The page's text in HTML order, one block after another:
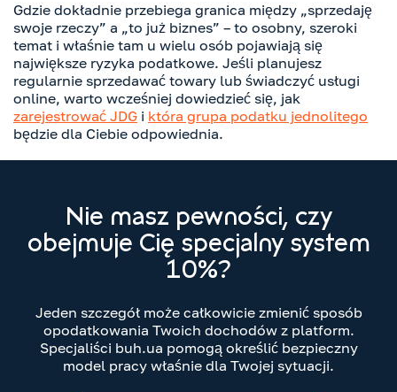
Gdzie dokładnie przebiega granica między „sprzedaję
swoje rzeczy” a „to już biznes” – to osobny, szeroki
temat i właśnie tam u wielu osób pojawiają się
największe ryzyka podatkowe. Jeśli planujesz
regularnie sprzedawać towary lub świadczyć usługi
online, warto wcześniej dowiedzieć się, jak
zarejestrować JDG i która grupa podatku jednolitego
będzie dla Ciebie odpowiednia.
Nie masz pewności, czy
obejmuje Cię specjalny system
10%?
Jeden szczegół może całkowicie zmienić sposób
opodatkowania Twoich dochodów z platform.
Specjaliści buh.ua pomogą określić bezpieczny
model pracy właśnie dla Twojej sytuacji.